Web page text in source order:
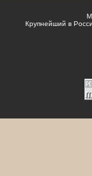
Крупнейший в